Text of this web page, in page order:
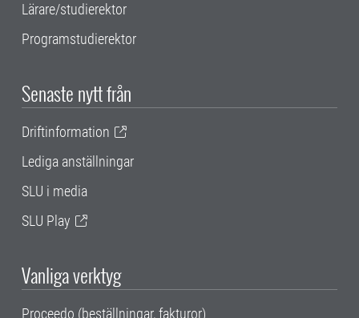
Lärare/studierektor
Programstudierektor
Senaste nytt från
Driftinformation
Lediga anställningar
SLU i media
SLU Play
Vanliga verktyg
Proceedo (beställningar, fakturor)